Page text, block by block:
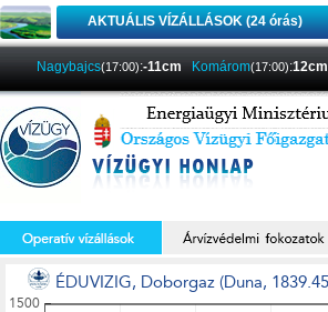
AKTUÁLIS VÍZÁLLÁSOK (24 órás)
Nagybajcs(17:00):-11cm Komárom(17:00):12cm